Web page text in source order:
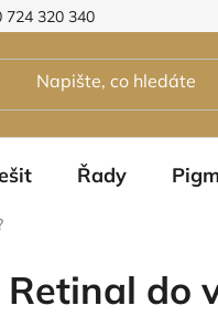
724 320 340
Řady
do